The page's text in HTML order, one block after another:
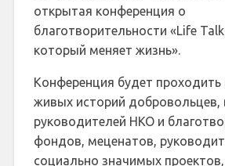
открытая конференция о
благотворительности «Life
который меняет жизнь».
Конференция будет
живых историй добровольцев,
руководителей НКО и
фондов, меценатов,
социально значимых